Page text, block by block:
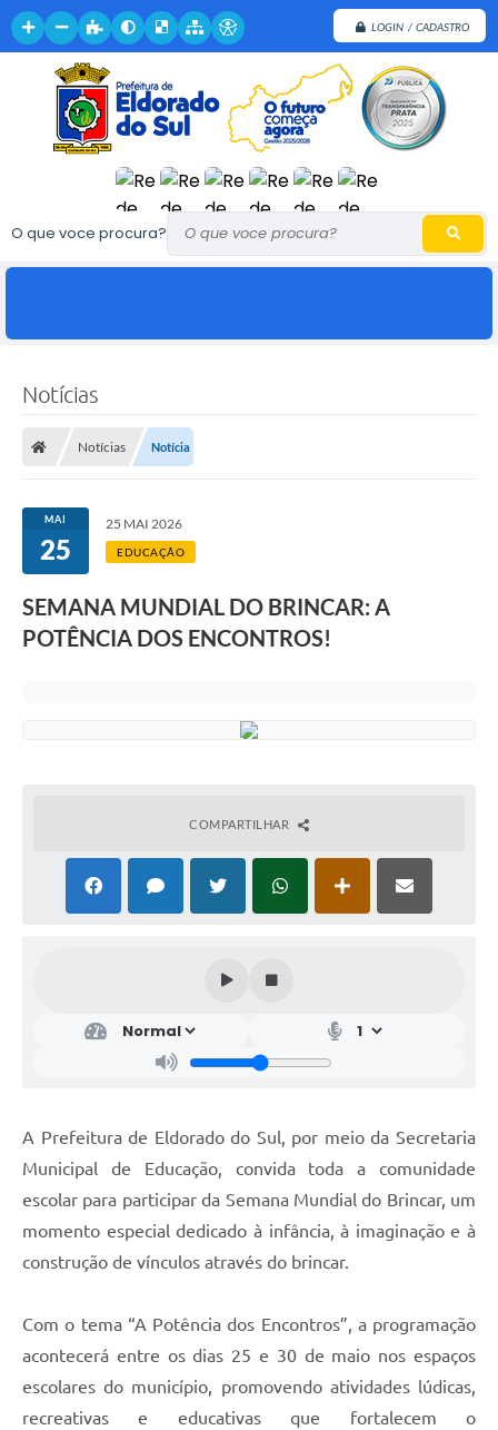
LOGIN / CADASTRO
O que voce procura?
Notícias
Notícias Notícia
MAI
25
25 MAI 2026
EDUCAÇÃO
SEMANA MUNDIAL DO BRINCAR: A
POTÊNCIA DOS ENCONTROS!
COMPARTILHAR
A Prefeitura de Eldorado do Sul, por meio da Secretaria
Municipal de Educação, convida toda a comunidade
escolar para participar da Semana Mundial do Brincar, um
momento especial dedicado à infância, à imaginação e à
construção de vínculos através do brincar.
Com o tema “A Potência dos Encontros”, a programação
acontecerá entre os dias 25 e 30 de maio nos espaços
escolares do município, promovendo atividades lúdicas,
recreativas e educativas que fortalecem o